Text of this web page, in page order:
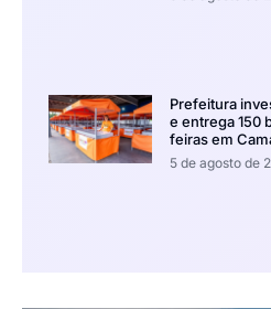
Prefeitura
e entrega 150
feiras em
5 de agosto de